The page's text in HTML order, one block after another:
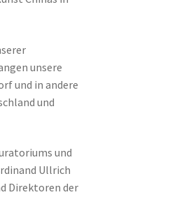
unsere
und in andere
und
und
Ullrich
Direktoren der